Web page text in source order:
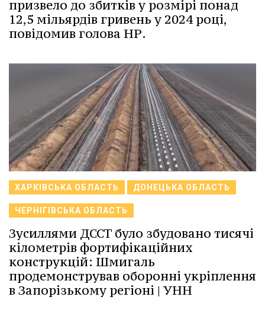
призвело до збитків у розмірі понад
12,5 мільярдів гривень у 2024 році,
повідомив голова НР.
ХАРКІВСЬКА ОБЛАСТЬ ДОНЕЦЬКА ОБЛАСТЬ
ЧЕРНІГІВСЬКА ОБЛАСТЬ
Зусиллями ДССТ було збудовано тисячі
кілометрів фортифікаційних
конструкцій: Шмигаль
продемонстрував оборонні укріплення
в Запорізькому регіоні | УНН